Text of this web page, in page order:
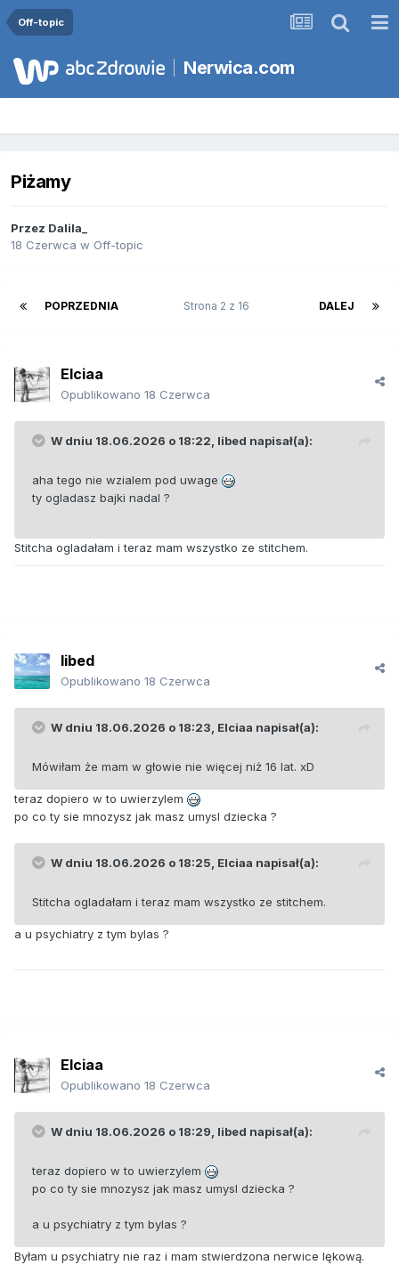
Off-topic
Nerwica.com
Piżamy
Przez Dalila_
18 Czerwca w Off-topic
POPRZEDNIA DALEJ
Strona 2 z 16
Elciaa
Opublikowano 18 Czerwca
W dniu 18.06.2026 o 18:22, libed napisał(a):
aha tego nie wzialem pod uwage
ty ogladasz bajki nadal ?
Stitcha ogladałam i teraz mam wszystko ze stitchem.
libed
Opublikowano 18 Czerwca
W dniu 18.06.2026 o 18:23, Elciaa napisał(a):
Mówiłam że mam w głowie nie więcej niż 16 lat. xD
teraz dopiero w to uwierzylem
po co ty sie mnozysz jak masz umysl dziecka ?
W dniu 18.06.2026 o 18:25, Elciaa napisał(a):
Stitcha ogladałam i teraz mam wszystko ze stitchem.
a u psychiatry z tym bylas ?
Elciaa
Opublikowano 18 Czerwca
W dniu 18.06.2026 o 18:29, libed napisał(a):
teraz dopiero w to uwierzylem
po co ty sie mnozysz jak masz umysl dziecka ?
a u psychiatry z tym bylas ?
Byłam u psychiatry nie raz i mam stwierdzona nerwice lękową.